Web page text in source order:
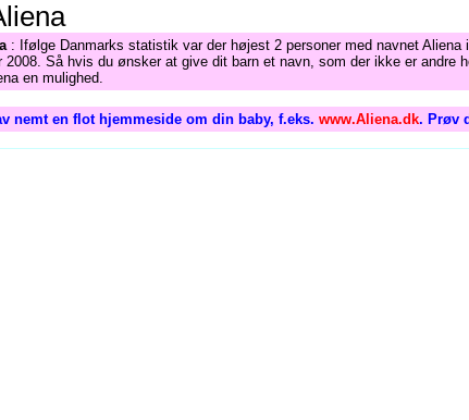
: Ifølge Danmarks statistik var der højest 2 personer med navnet Aliena
2008. Så hvis du ønsker at give dit barn et navn, som der ikke er andre
en mulighed.
nemt en flot hjemmeside om din baby, f.eks. www.Aliena.dk. Prøv